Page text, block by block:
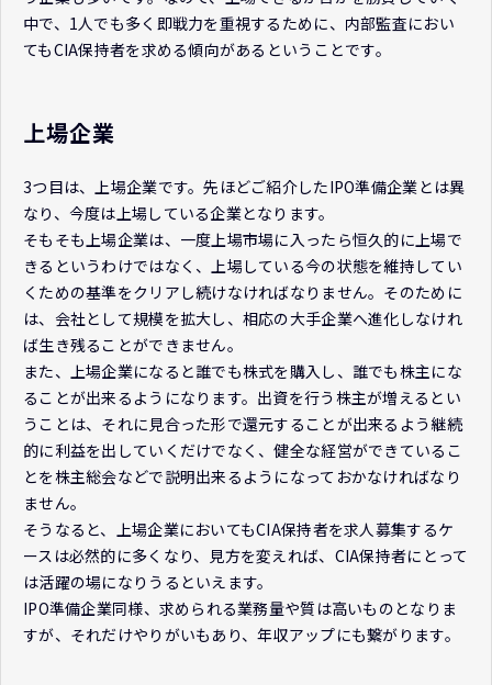
中で、1人でも多く即戦力を重視するために、内部監査におい
てもCIA保持者を求める傾向があるということです。
上場企業
3つ目は、上場企業です。先ほどご紹介したIPO準備企業とは異
なり、今度は上場している企業となります。
そもそも上場企業は、一度上場市場に入ったら恒久的に上場で
きるというわけではなく、上場している今の状態を維持してい
くための基準をクリアし続けなければなりません。そのために
は、会社として規模を拡大し、相応の大手企業へ進化しなけれ
ば生き残ることができません。
また、上場企業になると誰でも株式を購入し、誰でも株主にな
ることが出来るようになります。出資を行う株主が増えるとい
うことは、それに見合った形で還元することが出来るよう継続
的に利益を出していくだけでなく、健全な経営ができているこ
とを株主総会などで説明出来るようになっておかなければなり
ません。
そうなると、上場企業においてもCIA保持者を求人募集するケ
ースは必然的に多くなり、見方を変えれば、CIA保持者にとって
は活躍の場になりうるといえます。
IPO準備企業同様、求められる業務量や質は高いものとなりま
すが、それだけやりがいもあり、年収アップにも繋がります。